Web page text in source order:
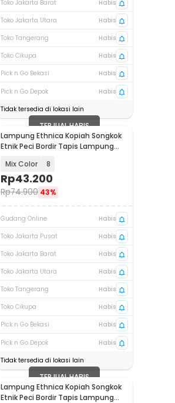
Toko Jakarta Barat
Habis
Toko Jakarta Utara
Habis
Toko Tangerang
Habis
Toko Cikupa
Habis
Pick n Go Bekasi
Habis
Pick n Go Depok
Habis
Tidak tersedia di lokasi lain
TERJUAL HABIS
Lampung Ethnica Kopiah Songkok
Etnik Peci Bordir Tapis Lampung
Mix Color 8
Rp43.200
Rp74.900 43%
Gudang Online
Habis
Toko Jakarta Pusat
Habis
Toko Jakarta Barat
Habis
Toko Jakarta Utara
Habis
Toko Tangerang
Habis
Toko Cikupa
Habis
Pick n Go Bekasi
Habis
Pick n Go Depok
Habis
Tidak tersedia di lokasi lain
TERJUAL HABIS
Lampung Ethnica Kopiah Songkok
Etnik Peci Bordir Tapis Lampung